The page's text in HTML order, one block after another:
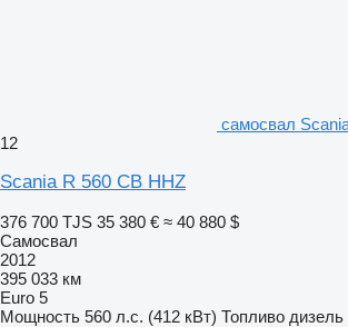
самосвал
12
Scania R 560 CB HHZ
376 700 TJS 35 380 € ≈ 40 880 $
Самосвал
2012
395 033 км
Euro 5
Мощность 560 л.с. (412 кВт) Топливо дизель